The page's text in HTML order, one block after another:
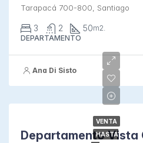
Tarapacá 700-800, Santiago
3 2 50m2.
DEPARTAMENTO
Ana Di Sisto
VENTA
HASTA